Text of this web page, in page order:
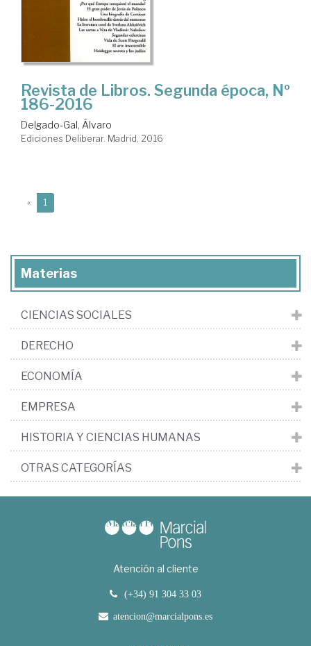
Revista de Libros. Segunda época, Nº
186-2016
Delgado-Gal, Álvaro
Ediciones Deliberar. Madrid, 2016
« 1
Materias
CIENCIAS SOCIALES
DERECHO
ECONOMÍA
EMPRESA
HISTORIA Y CIENCIAS HUMANAS
OTRAS CATEGORÍAS
Atención al cliente
(+34) 91 304 33 03
atencion@marcialpons.es